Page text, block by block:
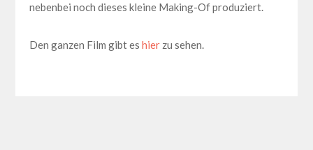
nebenbei noch dieses kleine Making-Of produziert.
Den ganzen Film gibt eshier zu sehen.